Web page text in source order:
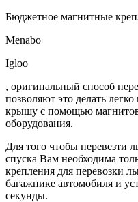
Бюджетное магнитные
Menabo
Igloo
, оригинальный способ
позволяют это делать
крышу с помощью
оборудования.
Для того чтобы перевезти
спуска Вам необходима
крепления для перевозки
багажнике автомобиля и
секунды.